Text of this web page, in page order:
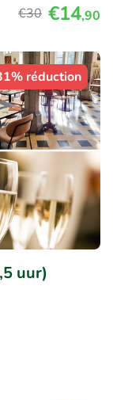
€30 €14,90
réduction
uur)